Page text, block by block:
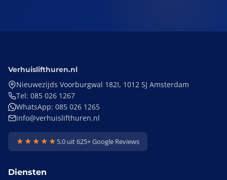
Verhuislifthuren.nl
Nieuwezijds Voorburgwal 182I, 1012 SJ Amsterdam
Tel: 085 026 1267
WhatsApp: 085 026 1265
info@verhuislifthuren.nl
★★★★★ 5.0 uit 625+ Google Reviews
Diensten